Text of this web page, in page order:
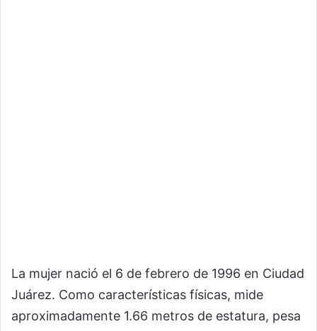
La mujer nació el 6 de febrero de 1996 en Ciudad
Juárez. Como características físicas, mide
aproximadamente 1.66 metros de estatura, pesa